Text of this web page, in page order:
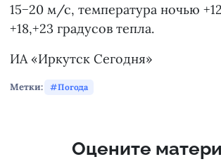
15−20 м/с, температура ночью
+18,+23 градусов тепла.
ИА «Иркутск Сегодня»
Метки: Погода
Оцените